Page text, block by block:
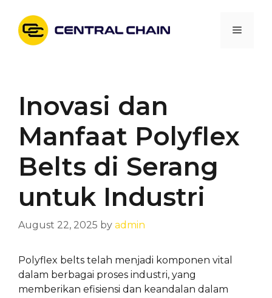
content
Menu
Inovasi dan
Manfaat Polyflex
Belts di Serang
untuk Industri
August 22, 2025 by admin
Polyflex belts telah menjadi komponen vital
dalam berbagai proses industri, yang
memberikan efisiensi dan keandalan dalam